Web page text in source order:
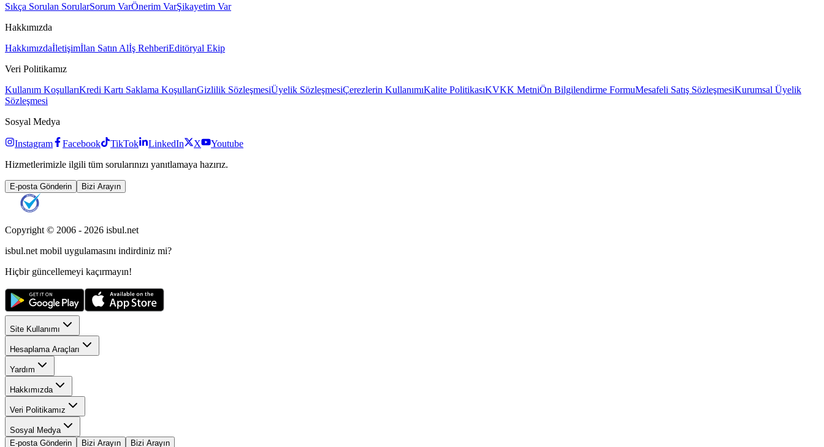
Sıkça Sorulan SorularSorum VarÖnerim VarŞikayetim Var
Hakkımızda
Hakkımızdaİletişimİlan Satın Alİş RehberiEditöryal Ekip
Veri Politikamız
Kullanım KoşullarıKredi Kartı Saklama KoşullarıGizlilik SözleşmesiÜyelik SözleşmesiÇerezlerin KullanımıKalite PolitikasıKVKK MetniÖn Bilgilendirme FormuMesafeli Satış SözleşmesiKurumsal Üyelik
Sözleşmesi
Sosyal Medya
Instagram Facebook TikTok LinkedIn X
Youtube
Hizmetlerimizle ilgili tüm sorularınızı yanıtlamaya hazırız.
E-posta Gönderin Bizi Arayın
Copyright © 2006 - 2026 isbul.net
isbul.net mobil uygulamasını indirdiniz mi?
Hiçbir güncellemeyi kaçırmayın!
Site Kullanımı
Hesaplama Araçları
Yardım
Hakkımızda
Veri Politikamız
Sosyal Medya
E-posta Gönderin
Bizi Arayın Bizi Arayın